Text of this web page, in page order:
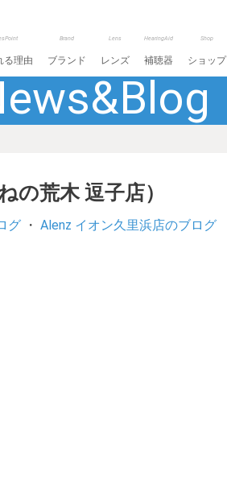
る理由
Brand
ブランド
Lens
レンズ
HearingAid
補聴器
Shop
ショップ
の荒木 逗子店）
グ・ Alenz イオン久里浜店のブログ